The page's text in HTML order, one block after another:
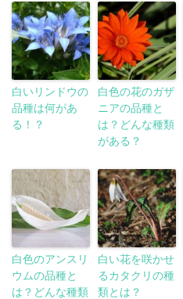
白いリンドウの
品種は何があ
る！？
白色の花のガザ
ニアの品種と
は？どんな種類
がある？
白色のアンスリ
ウムの品種と
は？どんな種類
白い花を咲かせ
るカタクリの種
類とは？